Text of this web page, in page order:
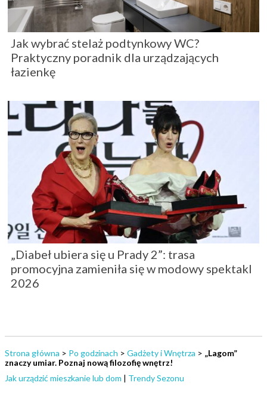
Jak wybrać stelaż podtynkowy WC?
Praktyczny poradnik dla urządzających
łazienkę
„Diabeł ubiera się u Prady 2”: trasa
promocyjna zamieniła się w modowy spektakl
2026
Strona główna > Po godzinach > Gadżety i Wnętrza > „Lagom”
znaczy umiar. Poznaj nową filozofię wnętrz!
Jak urządzić mieszkanie lub dom | Trendy Sezonu